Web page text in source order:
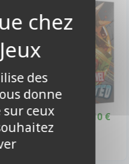
Promo -10% 27,90 € 25,10 €
Indisponible
des
donne
ceux